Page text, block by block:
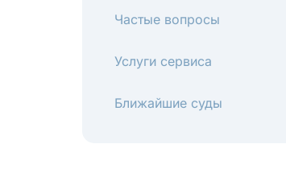
Частые вопросы
Услуги сервиса
Ближайшие суды